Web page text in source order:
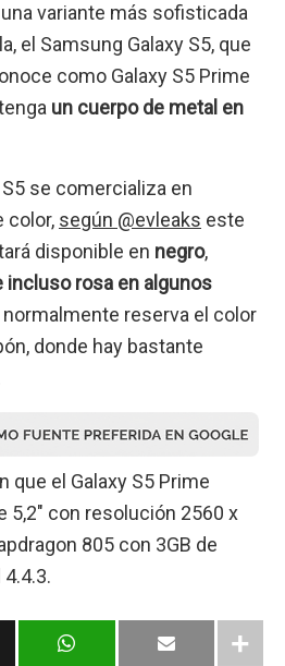
variante más sofisticada
el Samsung Galaxy S5, que
como Galaxy S5 Prime
un cuerpo de metal en
se comercializa en
color, según @evleaks este
disponible en negro,
incluso rosa en algunos
normalmente reserva el color
donde hay bastante
que el Galaxy S5 Prime
5,2″ con resolución 2560 x
805 con 3GB de
4.4.3.